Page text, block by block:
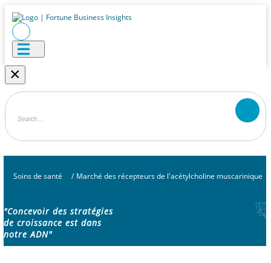
×
Soins de santé / Marché des récepteurs de l'acétylcholine muscarinique
"Concevoir des stratégies
de croissance est dans
notre ADN"